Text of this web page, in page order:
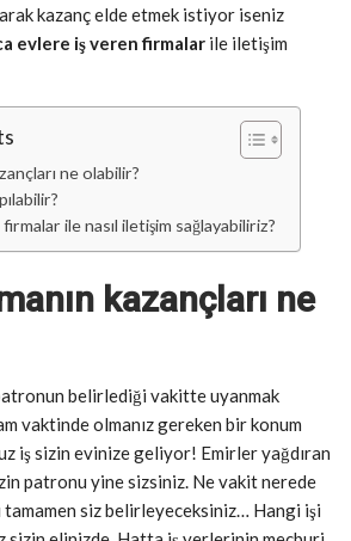
kazanç elde etmek istiyor iseniz
evlere iş veren firmalar ile iletişim
ne olabilir?
ile nasıl iletişim sağlayabiliriz?
kazançları ne
belirlediği vakitte uyanmak
vaktinde olmanız gereken bir konum
iş sizin evinize geliyor! Emirler yağdıran
patronu yine sizsiniz. Ne vakit nerede
tamamen siz belirleyeceksiniz… Hangi işi